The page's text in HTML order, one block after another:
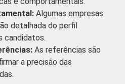
Algumas empresas
detalhada do perfil
candidatos.
As referências são
a precisão das